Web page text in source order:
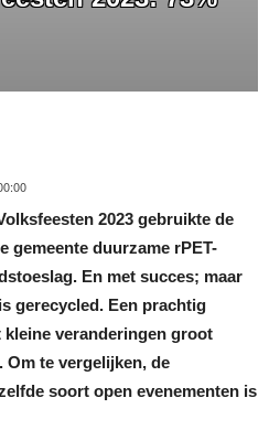
2023 gebruikte de
gemeente duurzame rPET-
En met succes; maar
gerecycled. Een prachtig
kleine veranderingen groot
Om te vergelijken, de
soort open evenementen is